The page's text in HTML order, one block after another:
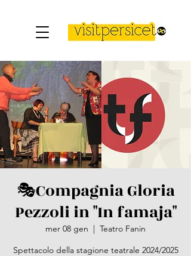
🎭​Compagnia Gloria
Pezzoli in "In famaja"
mer 08 gen
  |
Teatro Fanin
Spettacolo della stagione teatrale 2024/2025